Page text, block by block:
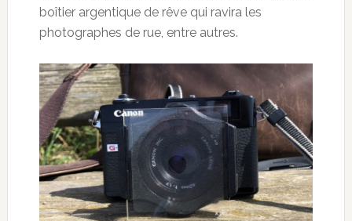
boîtier argentique de rêve qui ravira les
photographes de rue, entre autres.